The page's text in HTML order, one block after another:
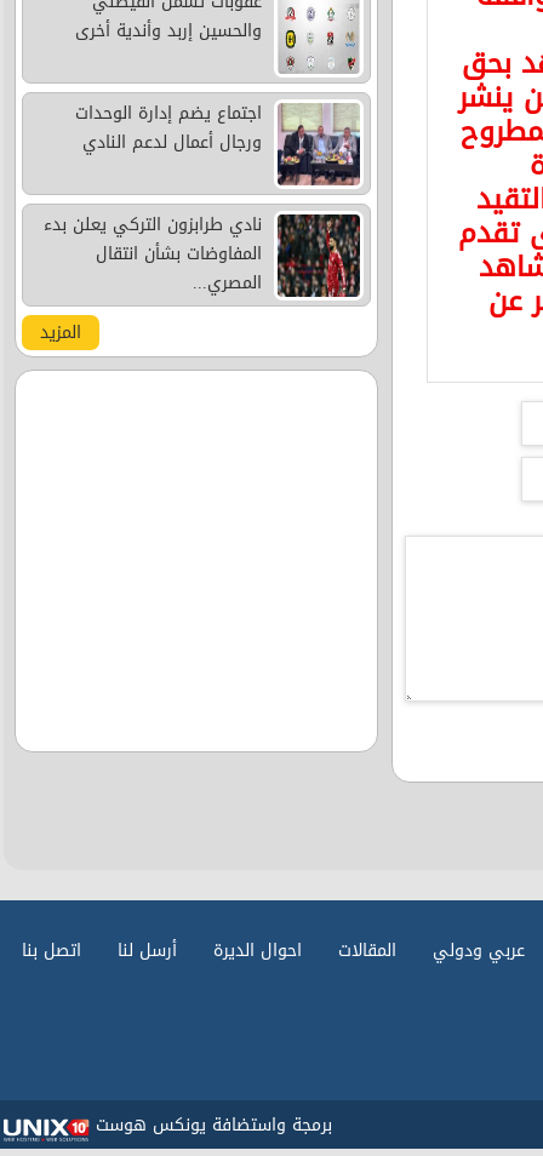
بحق
ينشر
تقدم
عن
والحسين إربد وأندية أخرى
اجتماع يضم إدارة الوحدات
ورجال أعمال لدعم النادي
نادي طرابزون التركي يعلن بدء
المفاوضات بشأن انتقال
المصري...
المزيد
عربي ودولي المقالات احوال الديرة أرسل لنا اتصل بنا
برمجة واستضافة يونكس هوست